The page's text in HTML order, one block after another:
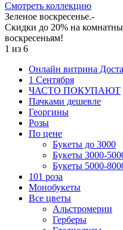
Cмотреть коллекцию
Зеленое воскресенье.-
Скидки до 20% на
воскресеньям!
1 из 6
Онлайн витрина
1 Сентября
ЧАСТО ПОКУПАЮТ
Пачками дешевле
Георгины
Розы
По цене
Букеты до 3000
Букеты 3000-
Букеты 5000-
101 роза
Монобукеты
Все цветы
Альстромерии
Герберы